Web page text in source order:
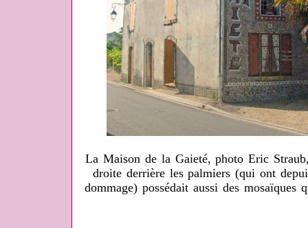
La Maison de la Gaieté, photo Eric
droite derrière les palmiers (qui ont
dommage) possédait aussi des